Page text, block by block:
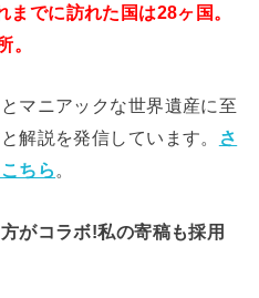
までに訪れた国は28ヶ国。
。
マニアックな世界遺産に至
解説を発信しています。
さ
ちら 。
がコラボ!私の寄稿も採用